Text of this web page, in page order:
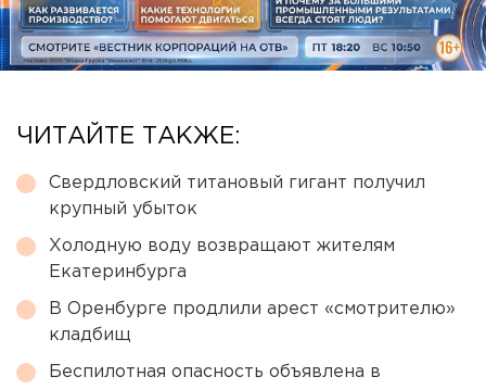
ЧИТАЙТЕ ТАКЖЕ:
Свердловский титановый гигант получил
крупный убыток
Холодную воду возвращают жителям
Екатеринбурга
В Оренбурге продлили арест «смотрителю»
кладбищ
Беспилотная опасность объявлена в